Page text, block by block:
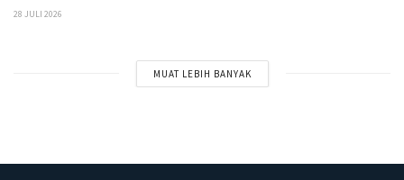
28 JULI 2026
MUAT LEBIH BANYAK